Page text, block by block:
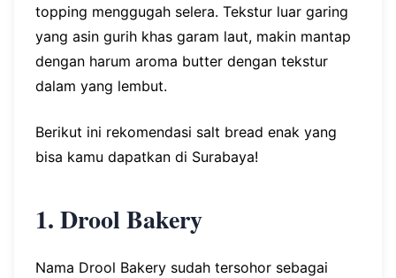
topping menggugah selera. Tekstur luar garing
yang asin gurih khas garam laut, makin mantap
dengan harum aroma butter dengan tekstur
dalam yang lembut.
Berikut ini rekomendasi salt bread enak yang
bisa kamu dapatkan di Surabaya!
1. Drool Bakery
Nama Drool Bakery sudah tersohor sebagai